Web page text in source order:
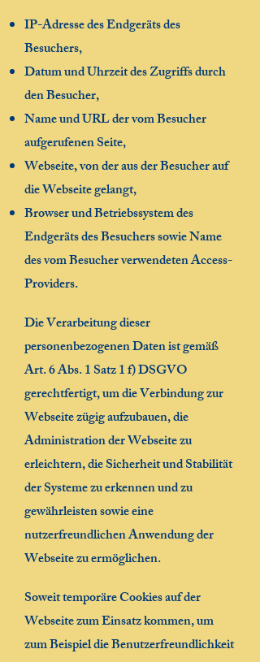
IP-Adresse des Endgeräts des
Besuchers,
Datum und Uhrzeit des Zugriffs durch
den Besucher,
Name und URL der vom Besucher
aufgerufenen Seite,
Webseite, von der aus der Besucher auf
die Webseite gelangt,
Browser und Betriebssystem des
Endgeräts des Besuchers sowie Name
des vom Besucher verwendeten Access-
Providers.
Die Verarbeitung dieser
personenbezogenen Daten ist gemäß
Art. 6 Abs. 1 Satz 1 f) DSGVO
gerechtfertigt, um die Verbindung zur
Webseite zügig aufzubauen, die
Administration der Webseite zu
erleichtern, die Sicherheit und Stabilität
der Systeme zu erkennen und zu
gewährleisten sowie eine
nutzerfreundlichen Anwendung der
Webseite zu ermöglichen.
Soweit temporäre Cookies auf der
Webseite zum Einsatz kommen, um
zum Beispiel die Benutzerfreundlichkeit